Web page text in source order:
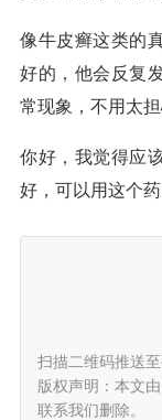
像牛皮癣这类的
好的，他会反复
常现象，不用太担
你好，我觉得应
好，可以用这个药
扫描二维码推送至
版权声明：本文由
联系我们删除。